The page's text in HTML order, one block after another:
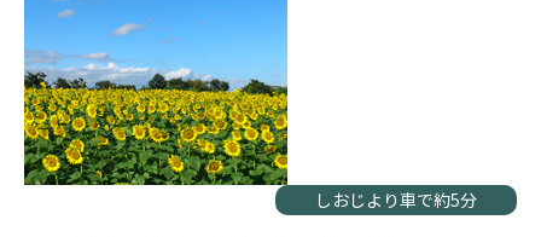
しおじより車で約5分